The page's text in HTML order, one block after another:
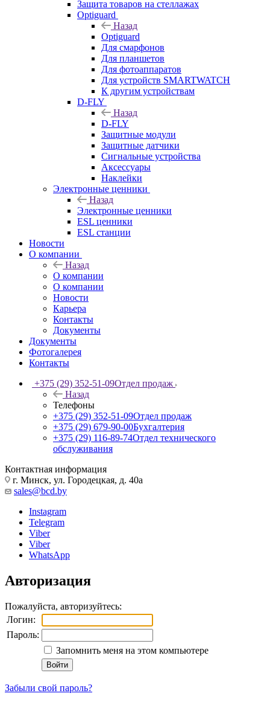
Защита товаров на стеллажах
Optiguard
Назад
Optiguard
Для смарфонов
Для планшетов
Для фотоаппаратов
Для устройств SMARTWATCH
К другим устройствам
D-FLY
Назад
D-FLY
Защитные модули
Защитные датчики
Сигнальные устройства
Аксессуары
Наклейки
Электронные ценники
Назад
Электронные ценники
ESL ценники
ESL станции
Новости
О компании
Назад
О компании
О компании
Новости
Карьера
Контакты
Документы
Документы
Фотогалерея
Контакты
+375 (29) 352-51-09Отдел продаж
Назад
Телефоны
+375 (29) 352-51-09Отдел продаж
+375 (29) 679-90-00Бухгалтерия
+375 (29) 116-89-74Отдел технического
обслуживания
Контактная информация
г. Минск, ул. Городецкая, д. 40а
sales@bcd.by
Instagram
Telegram
Viber
Viber
WhatsApp
Авторизация
Пожалуйста, авторизуйтесь:
Логин:
Пароль:
Запомнить меня на этом компьютере
Забыли свой пароль?